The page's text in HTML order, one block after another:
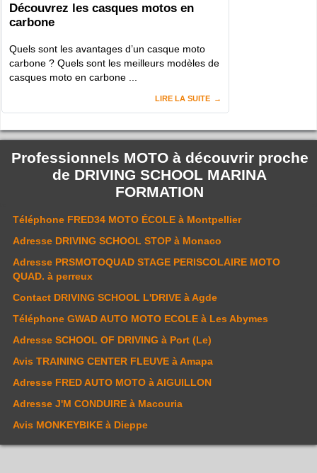
Découvrez les casques motos en
carbone
Quels sont les avantages d’un casque moto
carbone ? Quels sont les meilleurs modèles de
casques moto en carbone ...
LIRE LA SUITE
Professionnels MOTO à découvrir proche
de DRIVING SCHOOL MARINA
FORMATION
Téléphone FRED34 MOTO ÉCOLE à Montpellier
Adresse DRIVING SCHOOL STOP à Monaco
Adresse PRSMOTOQUAD STAGE PERISCOLAIRE MOTO
QUAD. à perreux
Contact DRIVING SCHOOL L'DRIVE à Agde
Téléphone GWAD AUTO MOTO ECOLE à Les Abymes
Adresse SCHOOL OF DRIVING à Port (Le)
Avis TRAINING CENTER FLEUVE à Amapa
Adresse FRED AUTO MOTO à AIGUILLON
Adresse J'M CONDUIRE à Macouria
Avis MONKEYBIKE à Dieppe